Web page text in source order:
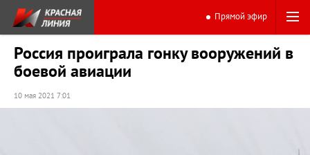
Прямой эфир
Россия проиграла гонку вооружений в
боевой авиации
10 мая 2021 7:01